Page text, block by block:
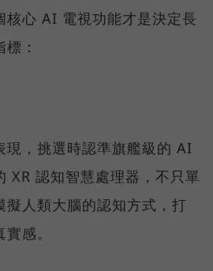
核心 AI 電視功能才是決定長
：
現，挑選時認準旗艦級的 AI
XR 認知智慧處理器，不只單
擬人類大腦的認知方式，打
感。